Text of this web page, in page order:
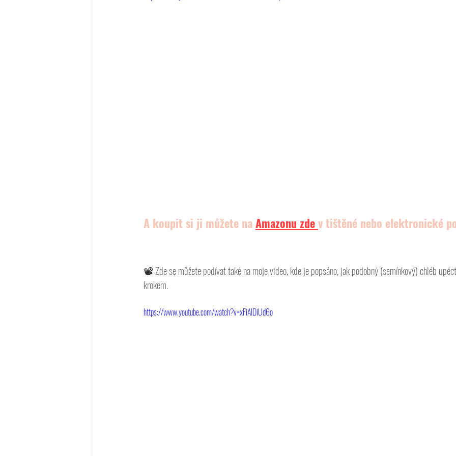
A koupit si ji můžete na Amazonu zde v tištěné nebo elektronické
📽 Zde se můžete podívat také na moje video, kde je popsáno, jak podobný (semínkový) chléb
krokem.
https://www.youtube.com/watch?v=xFiAIDiUd6o